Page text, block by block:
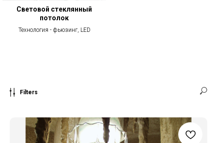
Световой стеклянный
потолок
Технология - фьюзинг, LED
Filters